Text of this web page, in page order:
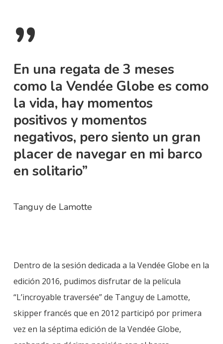
”
En una regata de 3 meses
como la Vendée Globe es como
la vida, hay momentos
positivos y momentos
negativos, pero siento un gran
placer de navegar en mi barco
en solitario”
Tanguy de Lamotte
Dentro de la sesión dedicada a la Vendée Globe en la
edición 2016, pudimos disfrutar de la película
“L’incroyable traversée” de Tanguy de Lamotte,
skipper francés que en 2012 participó por primera
vez en la séptima edición de la Vendée Globe,